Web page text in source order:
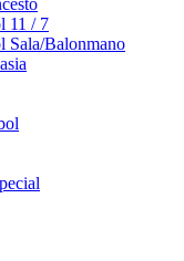
11 / 7
Sala/Balonmano